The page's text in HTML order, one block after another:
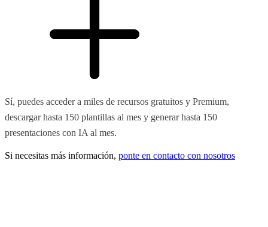
Sí, puedes acceder a miles de recursos gratuitos y Premium,
descargar hasta 150 plantillas al mes y generar hasta 150
presentaciones con IA al mes.
Si necesitas más información, ponte en contacto con nosotros